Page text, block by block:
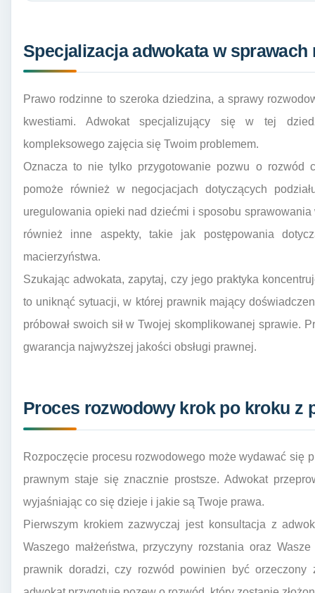
Specjalizacja adwokata w
Prawo rodzinne to szeroka dziedzina, a sprawy
kwestiami. Adwokat specjalizujący się w tej
kompleksowego zajęcia się Twoim problemem.
Oznacza to nie tylko przygotowanie pozwu o rozwód
pomoże również w negocjacjach dotyczących
uregulowania opieki nad dziećmi i sposobu
również inne aspekty, takie jak postępowania
macierzyństwa.
Szukając adwokata, zapytaj, czy jego praktyka
to uniknąć sytuacji, w której prawnik mający
próbował swoich sił w Twojej skomplikowanej sprawie.
gwarancja najwyższej jakości obsługi prawnej.
Proces rozwodowy krok po kroku z
Rozpoczęcie procesu rozwodowego może wydawać się
prawnym staje się znacznie prostsze. Adwokat
wyjaśniając co się dzieje i jakie są Twoje prawa.
Pierwszym krokiem zazwyczaj jest konsultacja z
Waszego małżeństwa, przyczyny rozstania oraz
prawnik doradzi, czy rozwód powinien być